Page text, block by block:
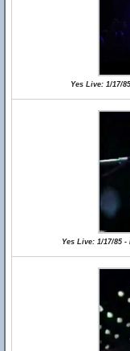
Yes Live: 1/17/
Yes Live: 1/17/85